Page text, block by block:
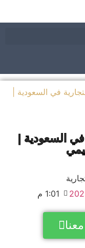
في السعودية |
السعودية |
1:01 م